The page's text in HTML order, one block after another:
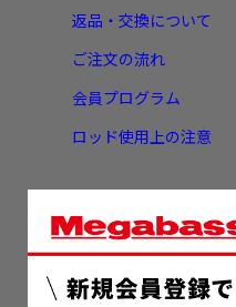
返品・交換について
ご注文の流れ
会員プログラム
ロッド使用上の注意